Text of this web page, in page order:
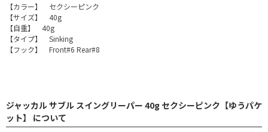
【カラー】 セクシーピンク
【サイズ】 40g
【自重】 40g
【タイプ】 Sinking
【フック】 Front#6 Rear#8
ジャッカル サブル スイングリーパー 40g セクシーピンク【ゆうパケ
ット】 について